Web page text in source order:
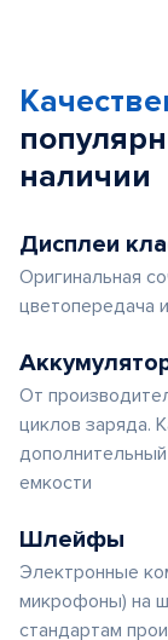
наличии
Дисплеи
Оригинальная
цветопередача
От
циклов заряда.
емкости
Шлейфы
Электронные
микрофоны) на
стандартам